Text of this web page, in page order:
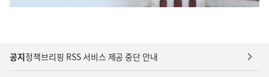
공지정책브리핑 RSS 서비스 제공 중단 안내